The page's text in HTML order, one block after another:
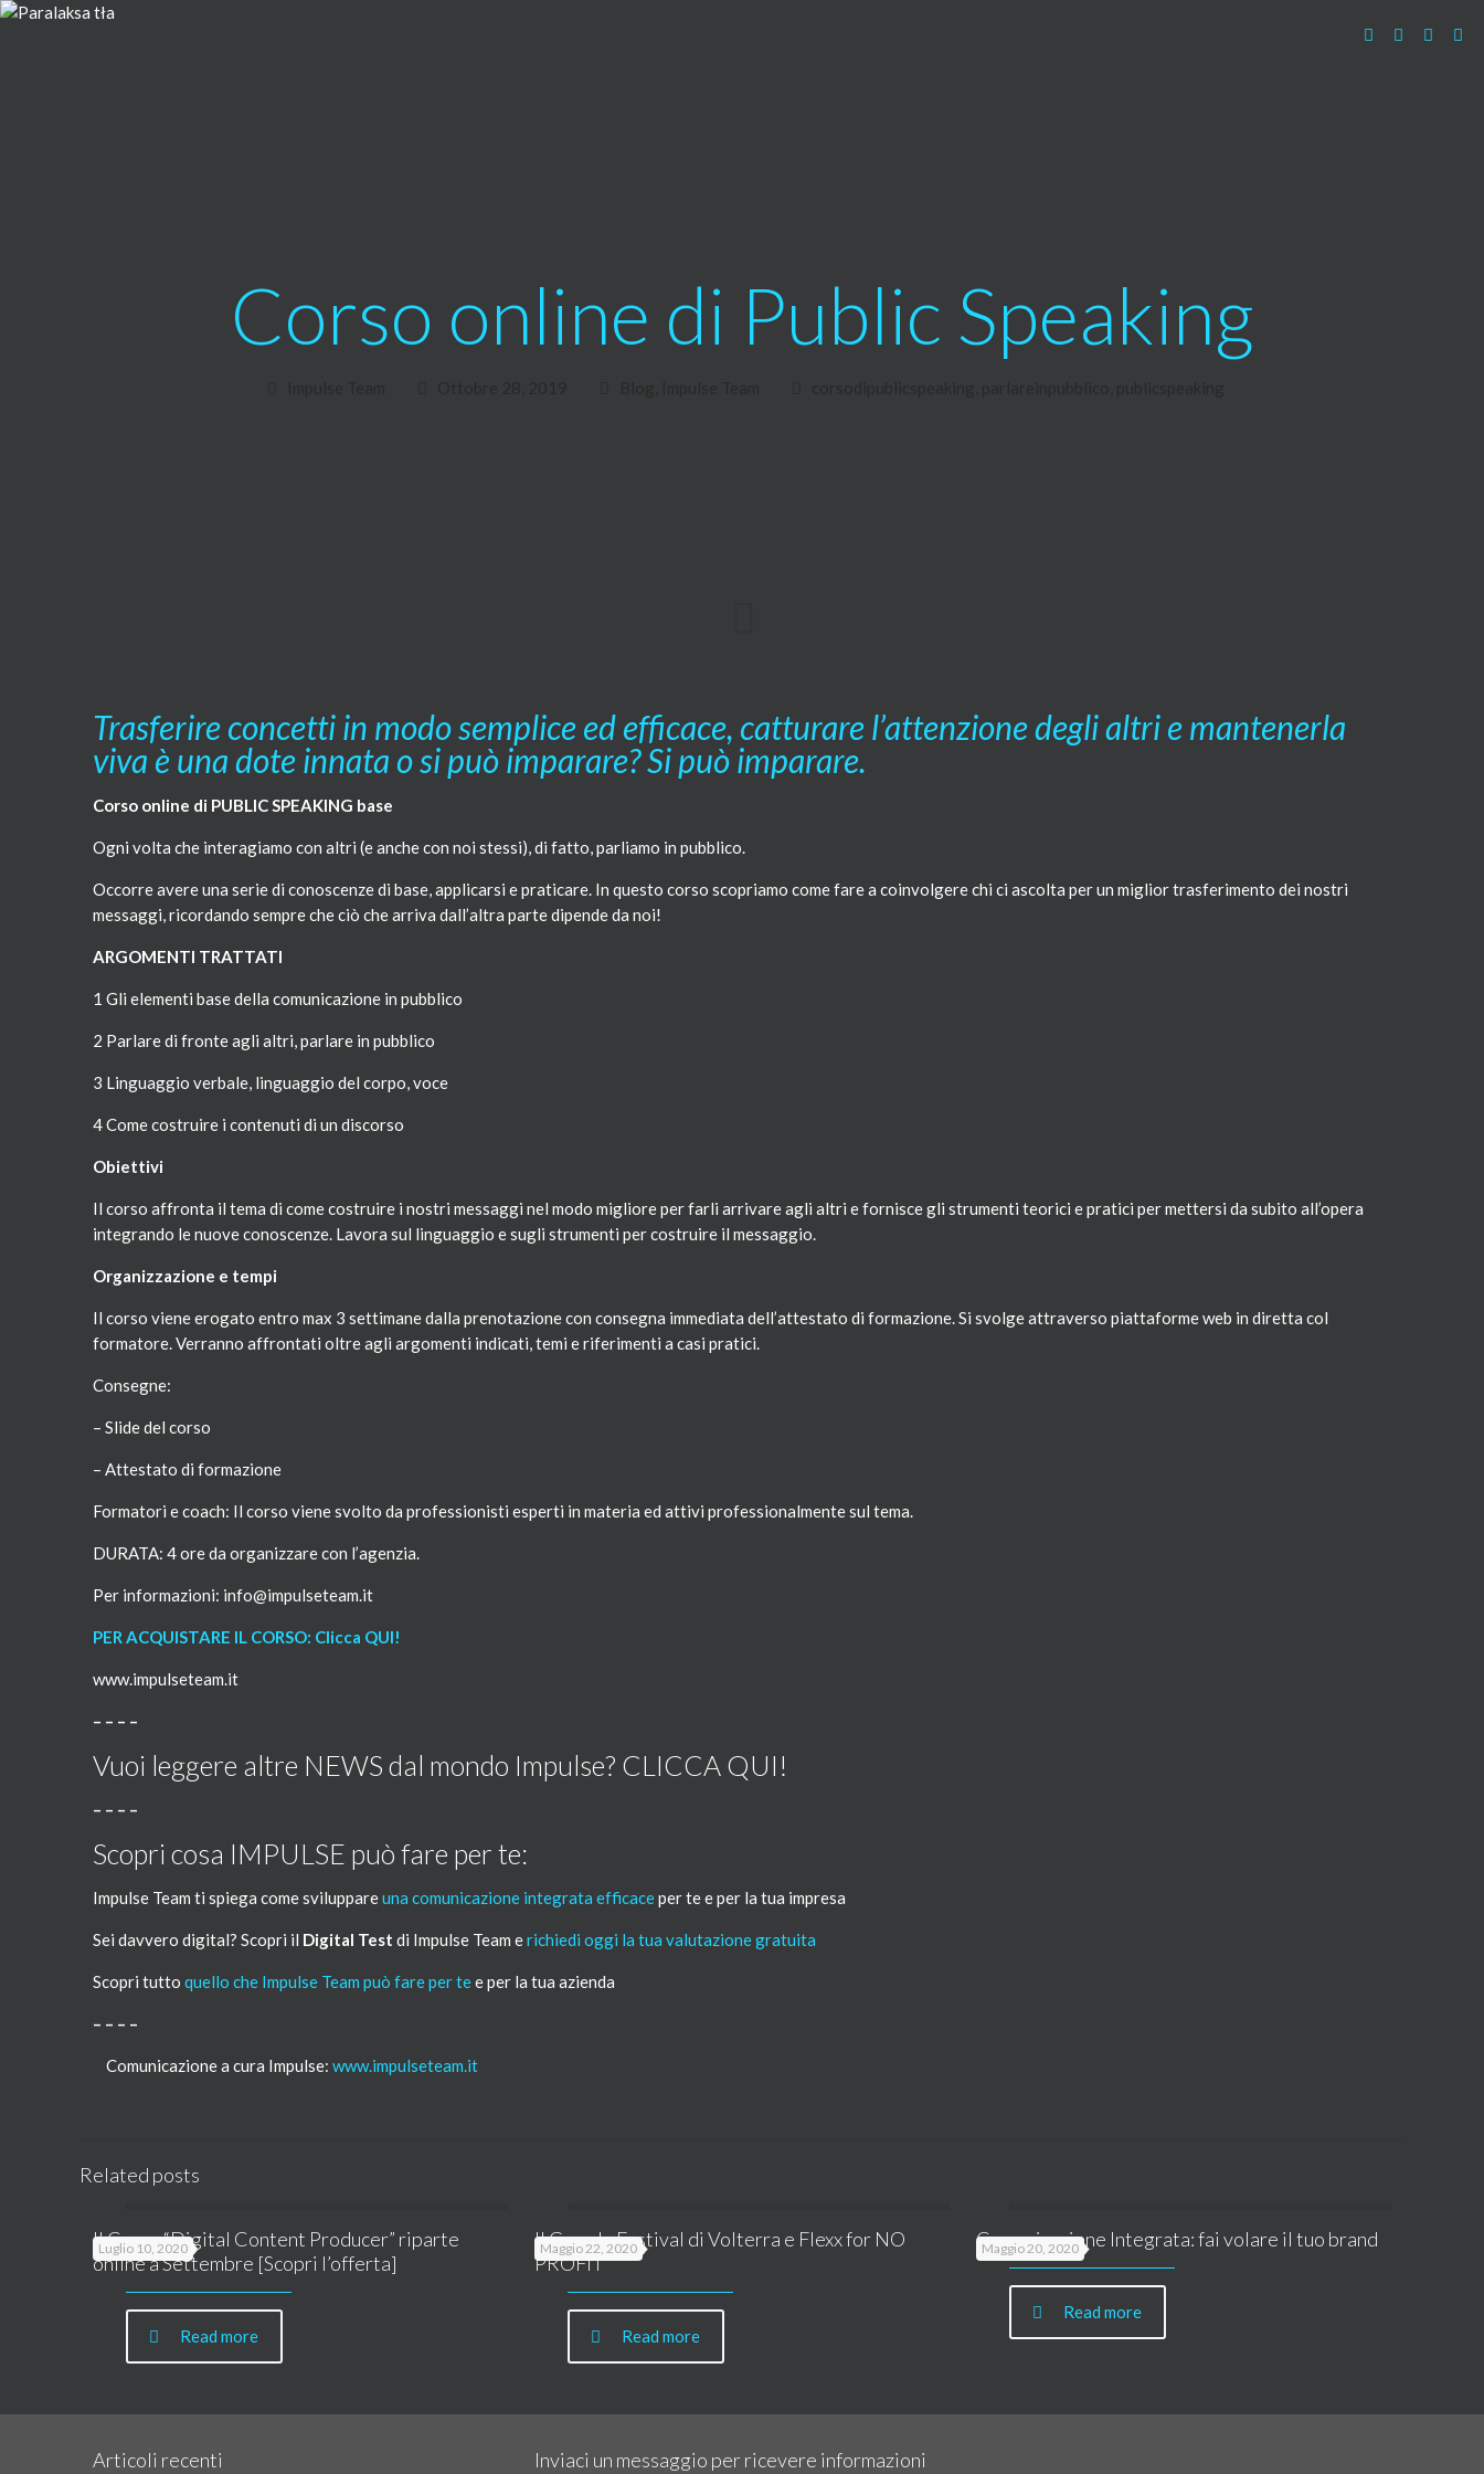
Corso online di Public Speaking
Trasferire concetti in modo semplice ed efficace, catturare l’attenzione degli altri e mantenerla
viva è una dote innata o si può imparare? Si può imparare.
Corso online di PUBLIC SPEAKING base
Ogni volta che interagiamo con altri (e anche con noi stessi), di fatto, parliamo in pubblico.
Occorre avere una serie di conoscenze di base, applicarsi e praticare. In questo corso scopriamo come fare a coinvolgere chi ci ascolta per un miglior trasferimento dei nostri
messaggi, ricordando sempre che ciò che arriva dall’altra parte dipende da noi!
ARGOMENTI TRATTATI
1 Gli elementi base della comunicazione in pubblico
2 Parlare di fronte agli altri, parlare in pubblico
3 Linguaggio verbale, linguaggio del corpo, voce
4 Come costruire i contenuti di un discorso
Obiettivi
Il corso affronta il tema di come costruire i nostri messaggi nel modo migliore per farli arrivare agli altri e fornisce gli strumenti teorici e pratici per mettersi da subito all’opera
integrando le nuove conoscenze. Lavora sul linguaggio e sugli strumenti per costruire il messaggio.
Organizzazione e tempi
Il corso viene erogato entro max 3 settimane dalla prenotazione con consegna immediata dell’attestato di formazione. Si svolge attraverso piattaforme web in diretta col
formatore. Verranno affrontati oltre agli argomenti indicati, temi e riferimenti a casi pratici.
Consegne:
– Slide del corso
– Attestato di formazione
Formatori e coach: Il corso viene svolto da professionisti esperti in materia ed attivi professionalmente sul tema.
DURATA: 4 ore da organizzare con l’agenzia.
Per informazioni: info@impulseteam.it
PER ACQUISTARE IL CORSO: Clicca QUI!
www.impulseteam.it
– – – –
Vuoi leggere altre NEWS dal mondo Impulse? CLICCA QUI!
– – – –
Scopri cosa IMPULSE può fare per te:
Impulse Team ti spiega come sviluppareuna comunicazione integrata efficaceper te e per la tua impresa
Sei davvero digital? Scopri il Digital Test di Impulse Team erichiedi oggi la tua valutazione gratuita
Scopri tutto quello che Impulse Team può fare per tee per la tua azienda
– – – –
Comunicazione a cura Impulse: www.impulseteam.it
Related posts
Luglio 10, 2020
Il Corso “Digital Content Producer” riparte
online a Settembre [Scopri l’offerta]
Read more
Maggio 22, 2020
Il Grande Festival di Volterra e Flexx for NO
PROFIT
Read more
Maggio 20, 2020
Comunicazione Integrata: fai volare il tuo brand
Read more
Articoli recenti Inviaci un messaggio per ricevere informazioni